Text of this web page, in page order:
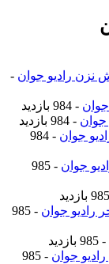
نزن رادیو جوان -
- 984 بازدید
جوان - 984 بازدید
جوان
- 984
جوان
- 985
رادیو جوان
- 985
- 985 بازدید
جوان
- 985